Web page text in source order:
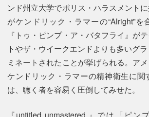
ンド州立大学でポリス・ハラスメント
がケンドリック・ラマーの“Alright”を
『トゥ・ピンプ・ア・バタフライ』が
トやザ・ウイークエンドよりも多いグ
ミネートされたことが挙げられる。ア
ケンドリック・ラマーの精神衛生に関
は、聴く者を容易く圧倒してみせた。
『untitled unmastered.』では「ピ